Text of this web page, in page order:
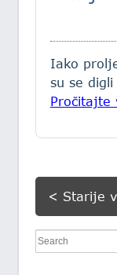
Iako
su se digli
Pročitajte
< Starije